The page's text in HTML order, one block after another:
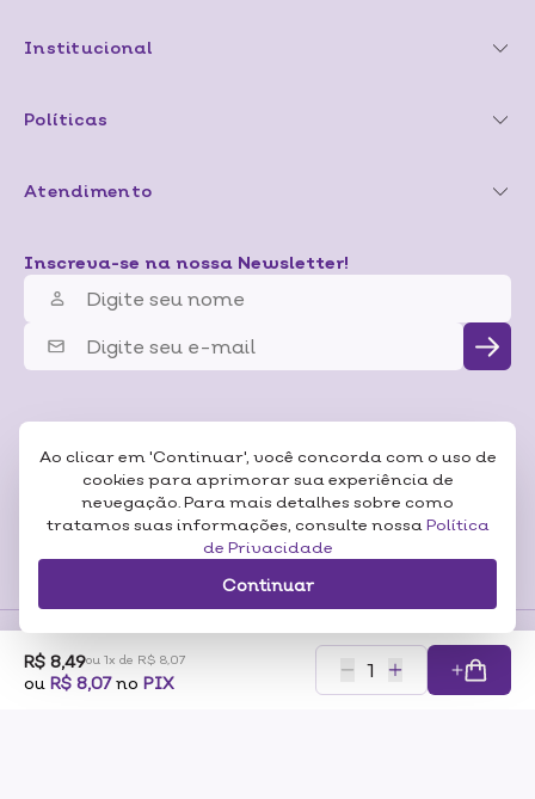
Ao clicar em 'Continuar', você concorda com o uso de
cookies para aprimorar sua experiência de
nevegação. Para mais detalhes sobre como
tratamos suas informações, consulte nossa Política
de Privacidade
Continuar
R$ 8,49ou 1x de R$ 8,07
ou R$ 8,07no PIX
Institucional
Políticas
Atendimento
Inscreva-se na nossa Newsletter!
Certificados